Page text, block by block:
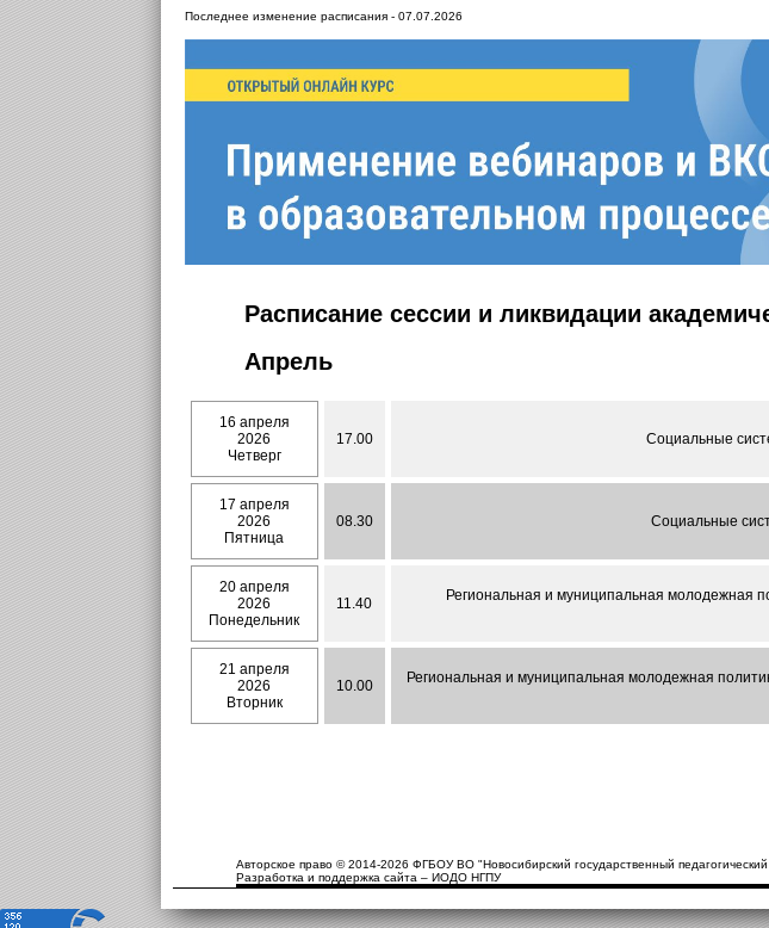
Последнее изменение расписания - 07.07.2026
Расписание сессии и ликвидации
Апрель
16 апреля
2026
Четверг
17.00 Социальные
17 апреля
2026
Пятница
08.30 Социальные
20 апреля
2026
Понедельник
11.40
Региональная и муниципальная молодежная
21 апреля
2026
Вторник
10.00
Региональная и муниципальная молодежная
Авторское право © 2014-2026 ФГБОУ ВО "Новосибирский государственный педагогический
Разработка и поддержка сайта – ИОДО НГПУ